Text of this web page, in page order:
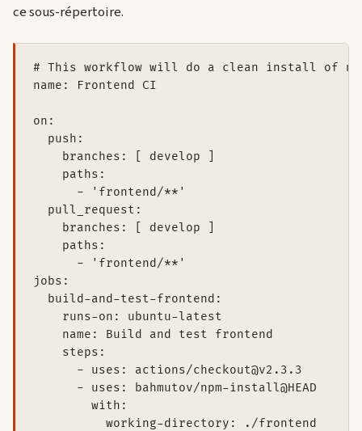
ce sous-répertoire.
# This workflow will do a clean install of
name: Frontend CI
on:
  push:
    branches: [ develop ]
    paths:
      - 'frontend/**'
  pull_request:
    branches: [ develop ]
    paths:
      - 'frontend/**'
jobs:
  build-and-test-frontend:
    runs-on: ubuntu-latest
    name: Build and test frontend
    steps:
      - uses: actions/checkout@v2.3.3
      - uses: bahmutov/npm-install@HEAD
        with:
          working-directory: ./frontend